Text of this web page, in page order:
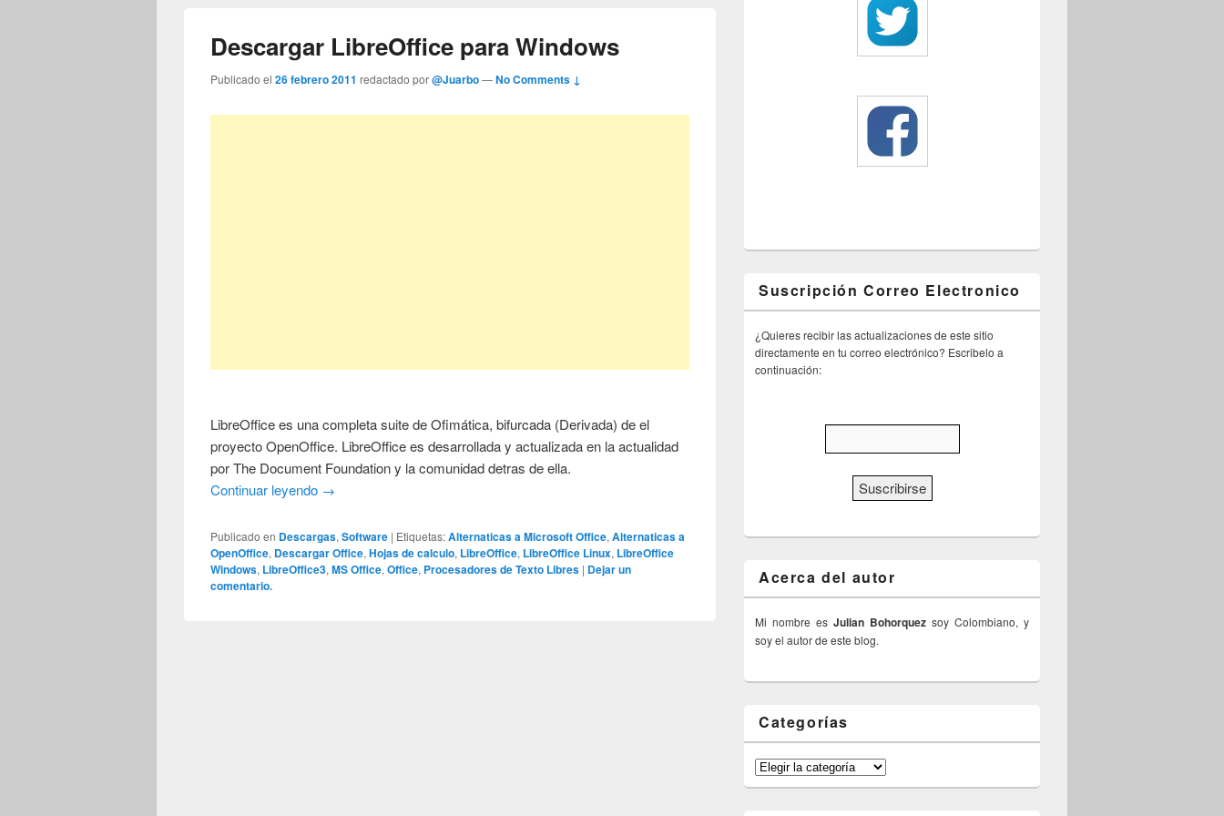
Descargar LibreOffice para Windows
Publicado el26 febrero 2011 redactado por@Juarbo—No Comments ↓
LibreOffice es una completa suite de Ofimática, bifurcada (Derivada) de el
proyecto OpenOffice. LibreOffice es desarrollada y actualizada en la actualidad
por The Document Foundation y la comunidad detras de ella.
Continuar leyendo →
Publicado en Descargas,Software | Etiquetas:Alternaticas a Microsoft Office,Alternaticas a
OpenOffice, Descargar Office,Hojas de calculo, LibreOffice, LibreOffice Linux, LibreOffice
Windows, LibreOffice3,MS Office,Office, Procesadores de Texto Libres | Dejar un
comentario.
Suscripción Correo Electronico
¿Quieres recibir las actualizaciones de este sitio
directamente en tu correo electrónico? Escribelo a
continuación:
Acerca del autor
Mi nombre es Julian Bohorquez soy Colombiano, y
soy el autor de este blog.
Categorías
Categorías